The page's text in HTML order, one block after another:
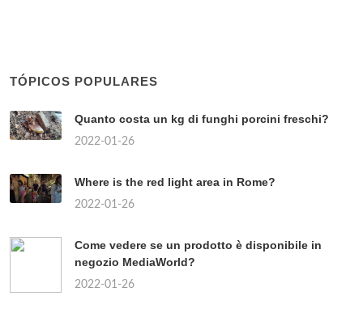
TÓPICOS POPULARES
Quanto costa un kg di funghi porcini freschi?
2022-01-26
Where is the red light area in Rome?
2022-01-26
Come vedere se un prodotto è disponibile in
negozio MediaWorld?
2022-01-26